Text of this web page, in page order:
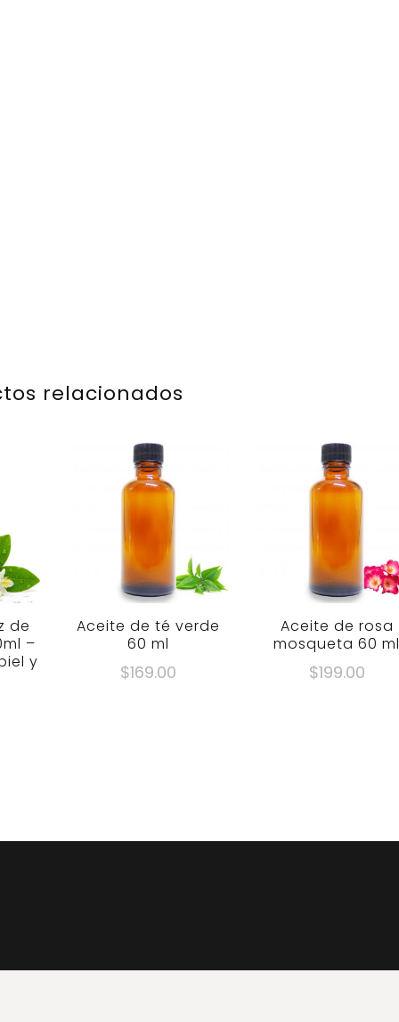
relacionados
de
–
y
Aceite de té verde
60 ml
$169.00
Aceite de rosa
mosqueta 60
$199.00